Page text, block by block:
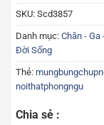
SKU: Scd3857
Danh mục: Chăn - Ga
Đời Sống
Thẻ:
noithatphongngu
Chia sẻ :